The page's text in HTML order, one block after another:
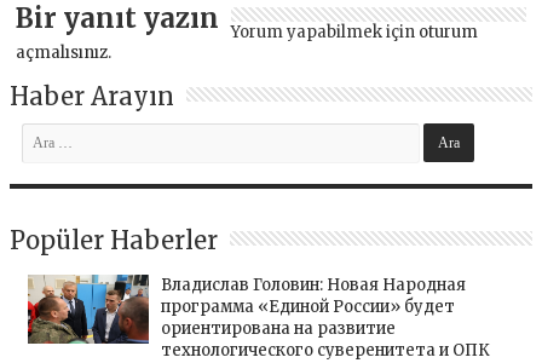
Bir yanıt yazın Yorum yapabilmek için oturum
açmalısınız.
Haber Arayın
Popüler Haberler
Владислав Головин: Новая Народная
программа «Единой России» будет
ориентирована на развитие
технологического суверенитета и ОПК